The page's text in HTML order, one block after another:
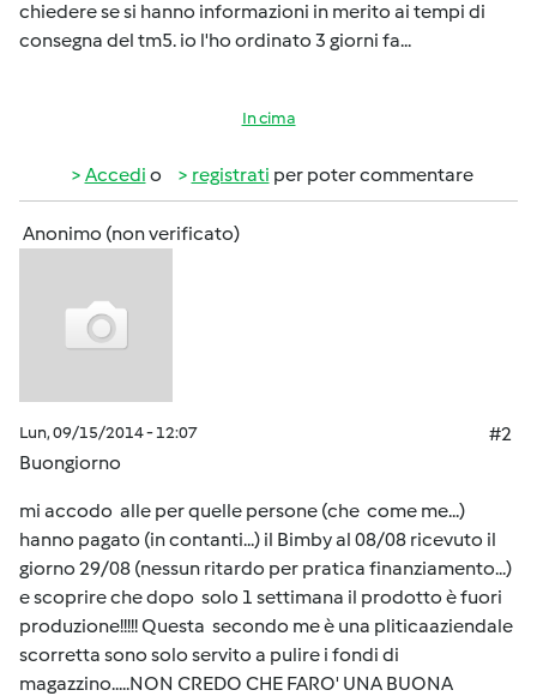
chiedere se si hanno informazioni in merito ai tempi di
consegna del tm5. io l'ho ordinato 3 giorni fa...
In cima
Accedi o registrati per poter commentare
Anonimo (non verificato)
Lun, 09/15/2014 - 12:07
#2
Buongiorno
mi accodo alle per quelle persone (che come me...)
hanno pagato (in contanti...) il Bimby al 08/08 ricevuto il
giorno 29/08 (nessun ritardo per pratica finanziamento...)
e scoprire che dopo solo 1 settimana il prodotto è fuori
produzione!!!!! Questa secondo me è una pliticaaziendale
scorretta sono solo servito a pulire i fondi di
magazzino.....NON CREDO CHE FARO' UNA BUONA